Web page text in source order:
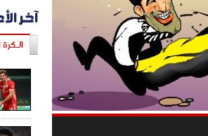
آخر
الـكرة